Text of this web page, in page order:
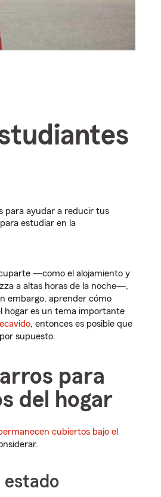
para ayudar a reducir tus
estudiar en la
—como el alojamiento y
a altas horas de la noche—,
embargo, aprender cómo
hogar es un tema importante
, entonces es posible que
supuesto.
para
del hogar
cubiertos bajo el
estado